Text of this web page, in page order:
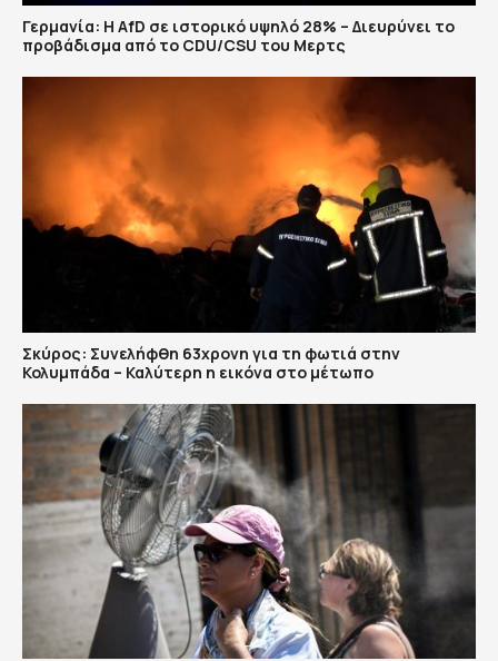
Γερμανία: Η AfD σε ιστορικό υψηλό 28% – Διευρύνει το
προβάδισμα από το CDU/CSU του Μερτς
Σκύρος: Συνελήφθη 63χρονη για τη φωτιά στην
Κολυμπάδα – Καλύτερη η εικόνα στο μέτωπο